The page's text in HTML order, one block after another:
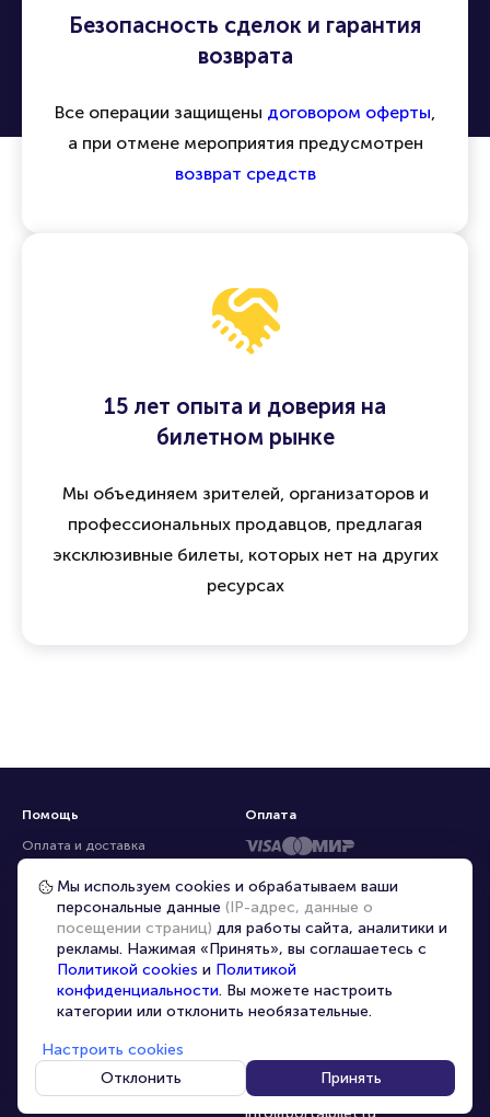
Безопасность сделок и гарантия
возврата
Все операции защищены договором оферты,
а при отмене мероприятия предусмотрен
возврат средств
15 лет опыта и доверия на
билетном рынке
Мы объединяем зрителей, организаторов и
профессиональных продавцов, предлагая
эксклюзивные билеты, которых нет на других
ресурсах
Помощь
Оплата и доставка
Частые вопросы
Перепродажа билетов
Организаторам
Корпоративным клиентам
VIP-билеты
Персональные данные
О компании
8-800-500-42-62
8-499-226-15-14
info@portalbilet.ru
Оплата
Мы используем cookies и обрабатываем ваши
персональные данные (IP-адрес, данные о
посещении страниц) для работы сайта, аналитики и
рекламы. Нажимая «Принять», вы соглашаетесь с
Политикой cookies и Политикой
конфиденциальности. Вы можете настроить
категории или отклонить необязательные.
Настроить cookies
Отклонить
Принять